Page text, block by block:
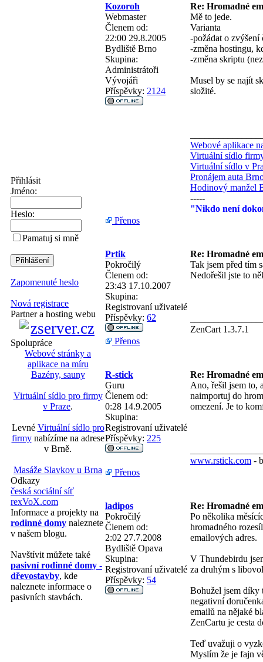
Přihlásit
Jméno:
Heslo:
Pamatuj si mně
Zapomenuté heslo
Nová registrace
Partner a hosting webu
Spolupráce
Webové stránky a
aplikace na míru
Bazény, sauny
Virtuální sídlo pro firmy
v Praze.
Levné Virtuální sídlo pro
firmynabízíme na adrese
v Brně.
Masáže Slavkov u Brna
Odkazy
česká sociální síť
rexVoX.com
Informace a projekty na
rodinné domy naleznete
v našem blogu.
Navštívit můžete také
pasivní rodinné domy -
dřevostavby, kde
naleznete informace o
pasivních stavbách.
Kozoroh
Re: Hromadné
Webmaster
Členem od:
22:00 29.8.2005
Bydliště Brno
Skupina:
Administrátoři
Vývojáři
Příspěvky: 2124
Mě to jede.
Varianta
-požádat o zvýšení
-změna hostingu,
-změna skriptu
Musel by se najít
složité.
Webové aplikace
Virtuální sídlo
Virtuální sídlo v
Pronájem auta
Hodinový manžel
-----
"Nikdo není
Přenos
Prtik
Re: Hromadné
Pokročilý
Členem od:
23:43 17.10.2007
Skupina:
Registrovaní uživatelé
Příspěvky: 62
Tak jsem před tím
Nedořešil jste to
ZenCart 1.3.7.1
Přenos
R-stick
Re: Hromadné
Guru
Členem od:
0:28 14.9.2005
Skupina:
Registrovaní uživatelé
Příspěvky: 225
Ano, řešil jsem to,
naimportuj do
omezení. Je to
www.rstick.com -
Přenos
ladipos
Re: Hromadné
Pokročilý
Členem od:
2:02 27.7.2008
Bydliště Opava
Skupina:
Registrovaní uživatelé
Příspěvky: 54
Po několika
hromadného
emailových adres.
V Thundebirdu
za druhým s
Bohužel jsem díky
negativní
emailů na nějaké
ZenCartu je cesta
Teď uvažuji o
Myslím že je fajn